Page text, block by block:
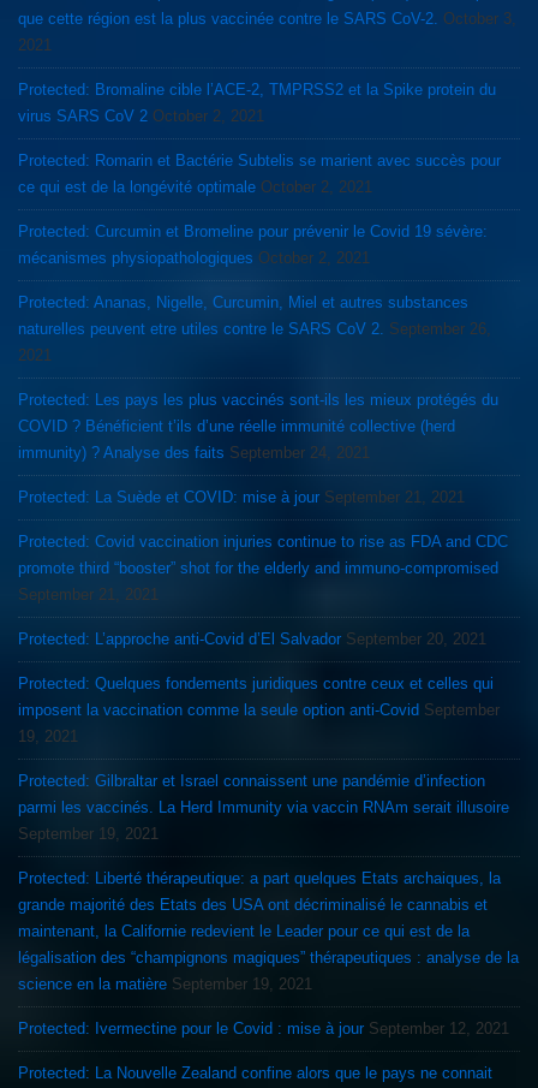
que cette région est la plus vaccinée contre le SARS CoV-2. October 3,
2021
Protected: Bromaline cible l’ACE-2, TMPRSS2 et la Spike protein du
virus SARS CoV 2 October 2, 2021
Protected: Romarin et Bactérie Subtelis se marient avec succès pour
ce qui est de la longévité optimale October 2, 2021
Protected: Curcumin et Bromeline pour prévenir le Covid 19 sévère:
mécanismes physiopathologiques October 2, 2021
Protected: Ananas, Nigelle, Curcumin, Miel et autres substances
naturelles peuvent etre utiles contre le SARS CoV 2. September 26,
2021
Protected: Les pays les plus vaccinés sont-ils les mieux protégés du
COVID ? Bénéficient t’ils d’une réelle immunité collective (herd
immunity) ? Analyse des faits September 24, 2021
Protected: La Suède et COVID: mise à jour September 21, 2021
Protected: Covid vaccination injuries continue to rise as FDA and CDC
promote third “booster” shot for the elderly and immuno-compromised
September 21, 2021
Protected: L’approche anti-Covid d’El Salvador September 20, 2021
Protected: Quelques fondements juridiques contre ceux et celles qui
imposent la vaccination comme la seule option anti-Covid September
19, 2021
Protected: Gilbraltar et Israel connaissent une pandémie d’infection
parmi les vaccinés. La Herd Immunity via vaccin RNAm serait illusoire
September 19, 2021
Protected: Liberté thérapeutique: a part quelques Etats archaiques, la
grande majorité des Etats des USA ont décriminalisé le cannabis et
maintenant, la Californie redevient le Leader pour ce qui est de la
légalisation des “champignons magiques” thérapeutiques : analyse de la
science en la matière September 19, 2021
Protected: Ivermectine pour le Covid : mise à jour September 12, 2021
Protected: La Nouvelle Zealand confine alors que le pays ne connait